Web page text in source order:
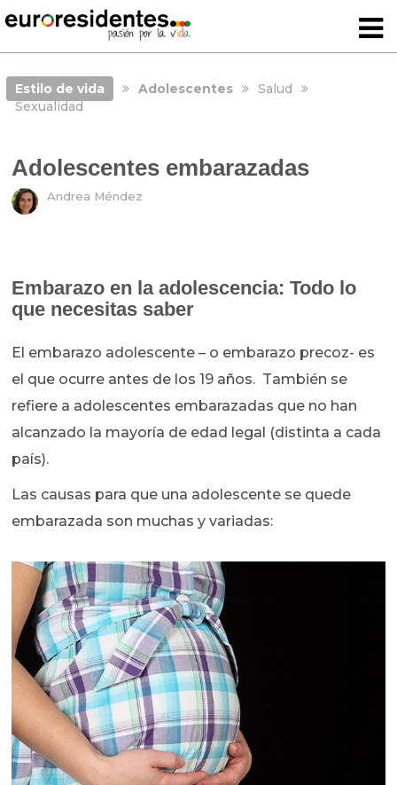
Estilo de vida Adolescentes
Salud
Sexualidad
Adolescentes embarazadas
Andrea Méndez
Embarazo en la adolescencia: Todo lo
que necesitas saber
El embarazo adolescente – o embarazo precoz- es
el que ocurre antes de los 19 años. También se
refiere a adolescentes embarazadas que no han
alcanzado la mayoría de edad legal (distinta a cada
país).
Las causas para que una adolescente se quede
embarazada son muchas y variadas: